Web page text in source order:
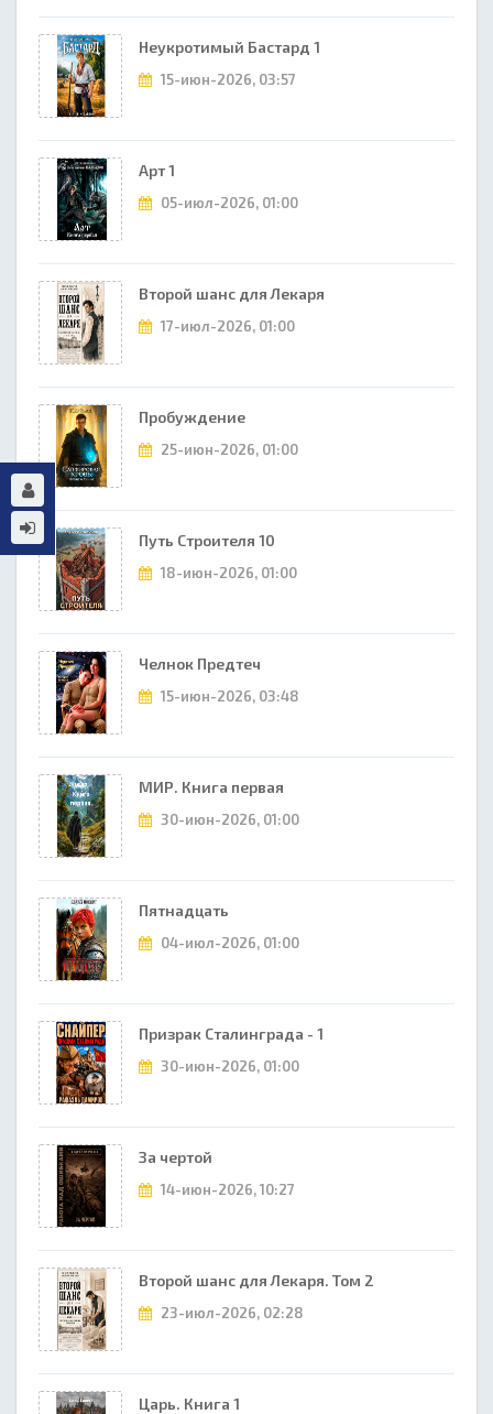
Неукротимый Бастард 1
15-июн-2026, 03:57
Арт 1
05-июл-2026, 01:00
Второй шанс для Лекаря
17-июл-2026, 01:00
Пробуждение
25-июн-2026, 01:00
Путь Строителя 10
18-июн-2026, 01:00
Челнок Предтеч
15-июн-2026, 03:48
МИР. Книга первая
30-июн-2026, 01:00
Пятнадцать
04-июл-2026, 01:00
Призрак Сталинграда - 1
30-июн-2026, 01:00
За чертой
14-июн-2026, 10:27
Второй шанс для Лекаря. Том 2
23-июл-2026, 02:28
Царь. Книга 1